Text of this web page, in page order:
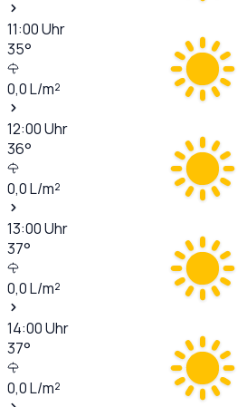
11:00Uhr
35°
0,0L/m²
12:00Uhr
36°
0,0L/m²
13:00Uhr
37°
0,0L/m²
14:00Uhr
37°
0,0L/m²